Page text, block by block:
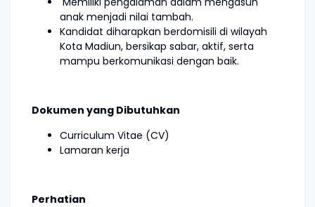
anak menjadi nilai tambah.
Kandidat diharapkan berdomisili di wilayah
Kota Madiun, bersikap sabar, aktif, serta
mampu berkomunikasi dengan baik.
Dokumen yang Dibutuhkan
Curriculum Vitae (CV)
Lamaran kerja
Perhatian